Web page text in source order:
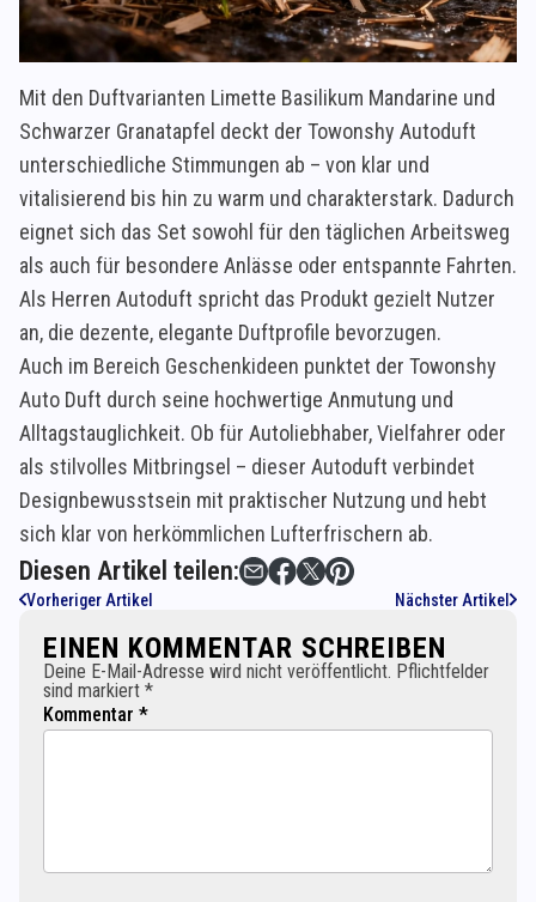
Mit den Duftvarianten Limette Basilikum Mandarine und
Schwarzer Granatapfel deckt der Towonshy Autoduft
unterschiedliche Stimmungen ab – von klar und
vitalisierend bis hin zu warm und charakterstark. Dadurch
eignet sich das Set sowohl für den täglichen Arbeitsweg
als auch für besondere Anlässe oder entspannte Fahrten.
Als Herren Autoduft spricht das Produkt gezielt Nutzer
an, die dezente, elegante Duftprofile bevorzugen.
Auch im Bereich Geschenkideen punktet der Towonshy
Auto Duft durch seine hochwertige Anmutung und
Alltagstauglichkeit. Ob für Autoliebhaber, Vielfahrer oder
als stilvolles Mitbringsel – dieser Autoduft verbindet
Designbewusstsein mit praktischer Nutzung und hebt
sich klar von herkömmlichen Lufterfrischern ab.
Diesen Artikel teilen:
Vorheriger Artikel Nächster Artikel
EINEN KOMMENTAR SCHREIBEN
Deine E-Mail-Adresse wird nicht veröffentlicht. Pflichtfelder
sind markiert *
Kommentar *